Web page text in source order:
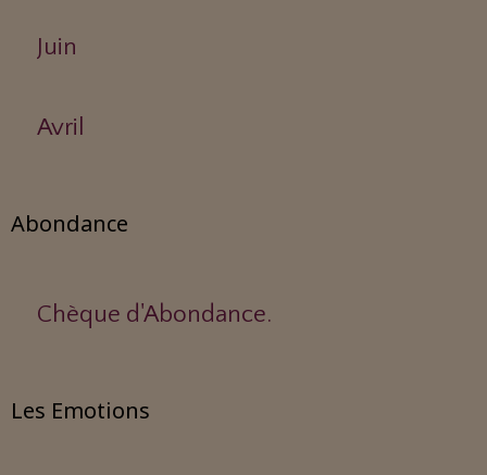
Juin
Avril
Abondance
Chèque d'Abondance.
Les Emotions